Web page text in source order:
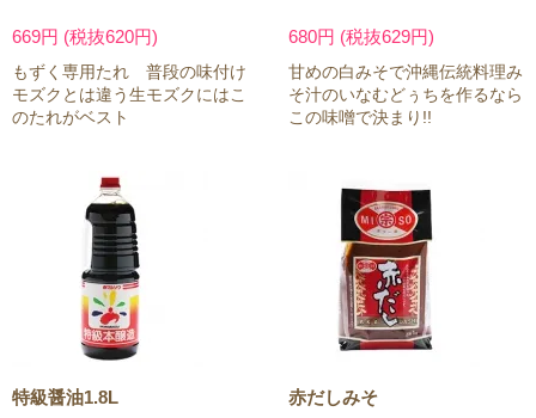
669円 (税抜620円)
もずく専用たれ 普段の味付け
モズクとは違う生モズクにはこ
のたれがベスト
680円 (税抜629円)
甘めの白みそで沖縄伝統料理み
そ汁のいなむどぅちを作るなら
この味噌で決まり!!
特級醤油1.8L 赤だしみそ